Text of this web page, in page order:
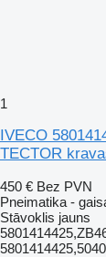
1
IVECO
TECTOR
450 € Bez PVN
Pneimatika -
Stāvoklis jauns